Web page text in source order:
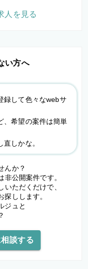
い方へ
録して色々なwebサ
、希望の案件は簡単
しかな。
んか？
公開案件です。
いただくだけで、
しします。
ジュと
談する
人を見る